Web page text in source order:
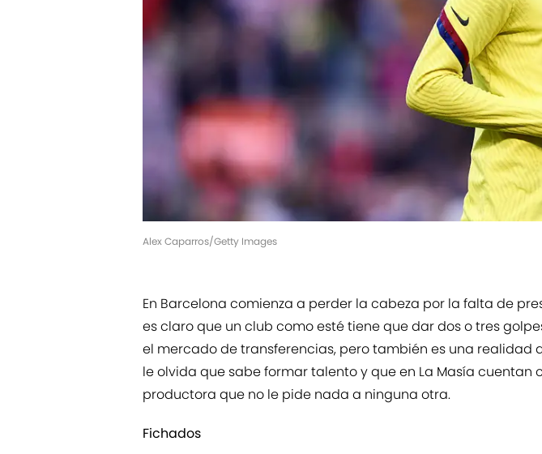
Alex Caparros/Getty Images
En Barcelona comienza a perder la cabeza por la falta de
es claro que un club como esté tiene que dar dos o tres
el mercado de transferencias, pero también es una realidad
le olvida que sabe formar talento y que en La Masía cuentan
productora que no le pide nada a ninguna otra.
Fichados